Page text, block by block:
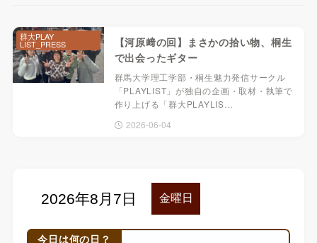
【河原﨑の回】まさかの拾い物、桐生
で出会ったギター
群馬大学理工学部・桐生魅力発信サークル
「PLAYLIST」が独自の企画・取材・執筆で
作り上げる「群大PLAYLIS…
2026-06-04
群大PLAY
LIST_PRESS
今日は何の日？